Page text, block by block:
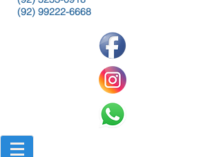
(92) 99222-6668